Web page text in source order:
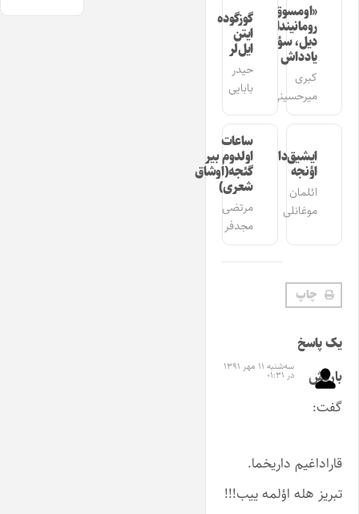
«اومسوق»
رومانیندا
دیل، سؤز،
یادداش
کبری
میرحسینی
گوزگوده
ایتن
ایل‌لر
حیدر
بابایی
ایشیق‌دان
اؤنجه
ائلمان
موغانلی
ساعات
اولدوم بیر
گئجه(اوشاق
شعری)
مرتضی
مجدفر
چاپ
یک پاسخ
باریش
گفت:
سه‌شنبه ۱۱ مهر ۱۳۹۱
در ۰۱:۳۱
قاراداغیم داریخما.
تبریز هله اؤلمه ییب!!!